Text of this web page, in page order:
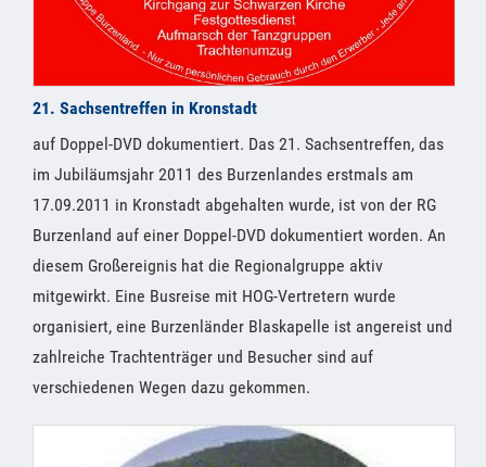
21. Sachsentreffen in Kronstadt
auf Doppel-DVD dokumentiert. Das 21. Sachsentreffen, das
im Jubiläumsjahr 2011 des Burzenlandes erstmals am
17.09.2011 in Kronstadt abgehalten wurde, ist von der RG
Burzenland auf einer Doppel-DVD dokumentiert worden. An
diesem Großereignis hat die Regionalgruppe aktiv
mitgewirkt. Eine Busreise mit HOG-Vertretern wurde
organisiert, eine Burzenländer Blaskapelle ist angereist und
zahlreiche Trachtenträger und Besucher sind auf
verschiedenen Wegen dazu gekommen.